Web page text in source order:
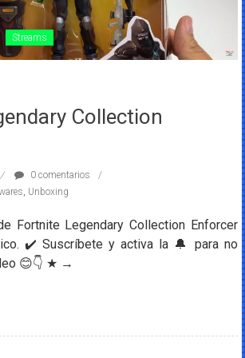
Streams
Collection
0 comentarios
, Unboxing
Fortnite Legendary Collection Enforcer
✔️ Suscríbete y activa la 🔔 para no
😊👇 ★ →